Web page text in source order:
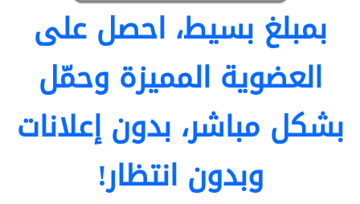
بمبلغ بسيط، احصل على
العضوية المميزة وحمّل
بشكل مباشر، بدون إعلانات
وبدون انتظار!